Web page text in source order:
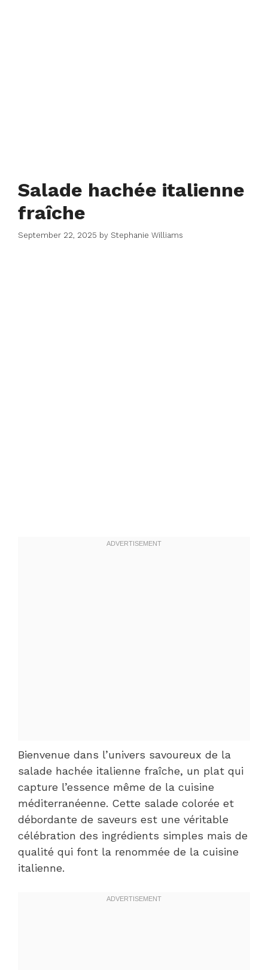
Salade hachée italienne
fraîche
September 22, 2025 by Stephanie Williams
Bienvenue dans l’univers savoureux de la
salade hachée italienne fraîche, un plat qui
capture l’essence même de la cuisine
méditerranéenne. Cette salade colorée et
débordante de saveurs est une véritable
célébration des ingrédients simples mais de
qualité qui font la renommée de la cuisine
italienne.